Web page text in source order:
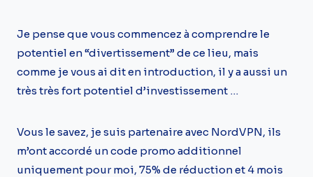
Je pense que vous commencez à comprendre le
potentiel en “divertissement” de ce lieu, mais
comme je vous ai dit en introduction, il y a aussi un
très très fort potentiel d’investissement …
Vous le savez, je suis partenaire avec NordVPN, ils
m’ont accordé un code promo additionnel
uniquement pour moi, 75% de réduction et 4 mois